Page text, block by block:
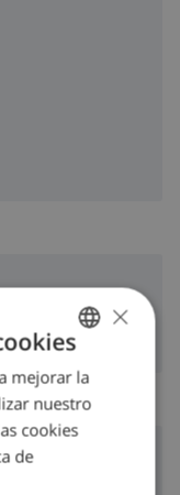
SPANISH
DUTCH
FRENCH
×
mejorar la
nuestro
cookies
de